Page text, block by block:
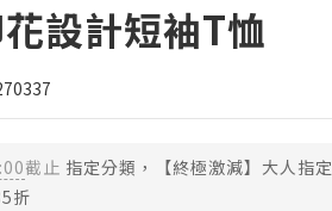
設計短袖T恤
截止 指定分類，【終極激減】大人指定
折